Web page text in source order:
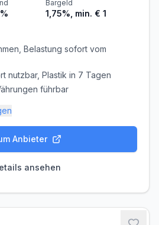
Bargeld
1,75%, min. € 1
Belastung sofort vom
nutzbar, Plastik in 7 Tagen
führbar
€ 4,00
Anbieter
ansehen